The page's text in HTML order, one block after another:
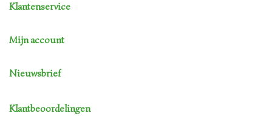
Klantenservice
Mijn account
Nieuwsbrief
Klantbeoordelingen